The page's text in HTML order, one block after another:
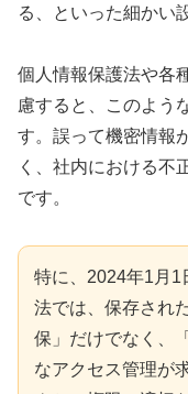
る、といった細かい
個人情報保護法や各
慮すると、このよう
す。誤って機密情報
く、社内における不
です。
特に、2024年1月1
法では、保存され
保」だけでなく、
なアクセス管理が